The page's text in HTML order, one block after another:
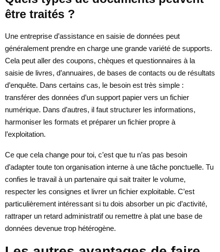
être traités ?
Une entreprise d’assistance en saisie de données peut
généralement prendre en charge une grande variété de supports.
Cela peut aller des coupons, chèques et questionnaires à la
saisie de livres, d’annuaires, de bases de contacts ou de résultats
d’enquête. Dans certains cas, le besoin est très simple :
transférer des données d’un support papier vers un fichier
numérique. Dans d’autres, il faut structurer les informations,
harmoniser les formats et préparer un fichier propre à
l’exploitation.
Ce que cela change pour toi, c’est que tu n’as pas besoin
d’adapter toute ton organisation interne à une tâche ponctuelle. Tu
confies le travail à un partenaire qui sait traiter le volume,
respecter les consignes et livrer un fichier exploitable. C’est
particulièrement intéressant si tu dois absorber un pic d’activité,
rattraper un retard administratif ou remettre à plat une base de
données devenue trop hétérogène.